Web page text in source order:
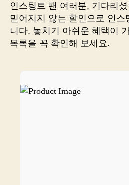
인스팅트 팬 여러분, 기다리
믿어지지 않는 할인으로 인스
니다. 놓치기 아쉬운 혜택이
목록을 꼭 확인해 보세요.